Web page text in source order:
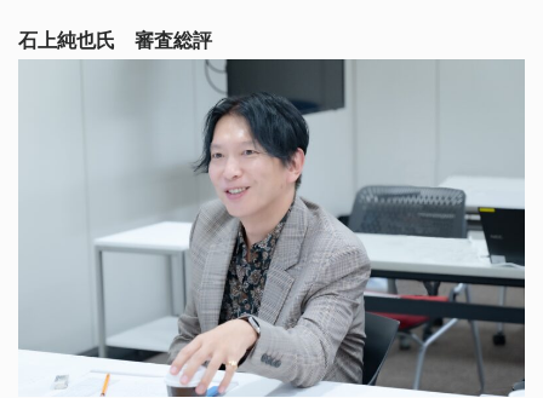
石上純也氏 審査総評